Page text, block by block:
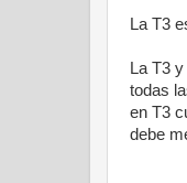
La T3
La T3
todas
en T3
debe